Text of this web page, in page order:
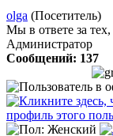
olga (Посетитель)
Мы в ответе за
Администратор
Сообщений: 137